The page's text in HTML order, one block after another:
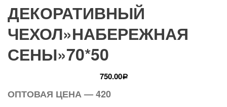
ДЕКОРАТИВНЫЙ
ЧЕХОЛ»НАБЕРЕЖНАЯ
СЕНЫ»70*50
750.00Р
ОПТОВАЯ ЦЕНА — 420